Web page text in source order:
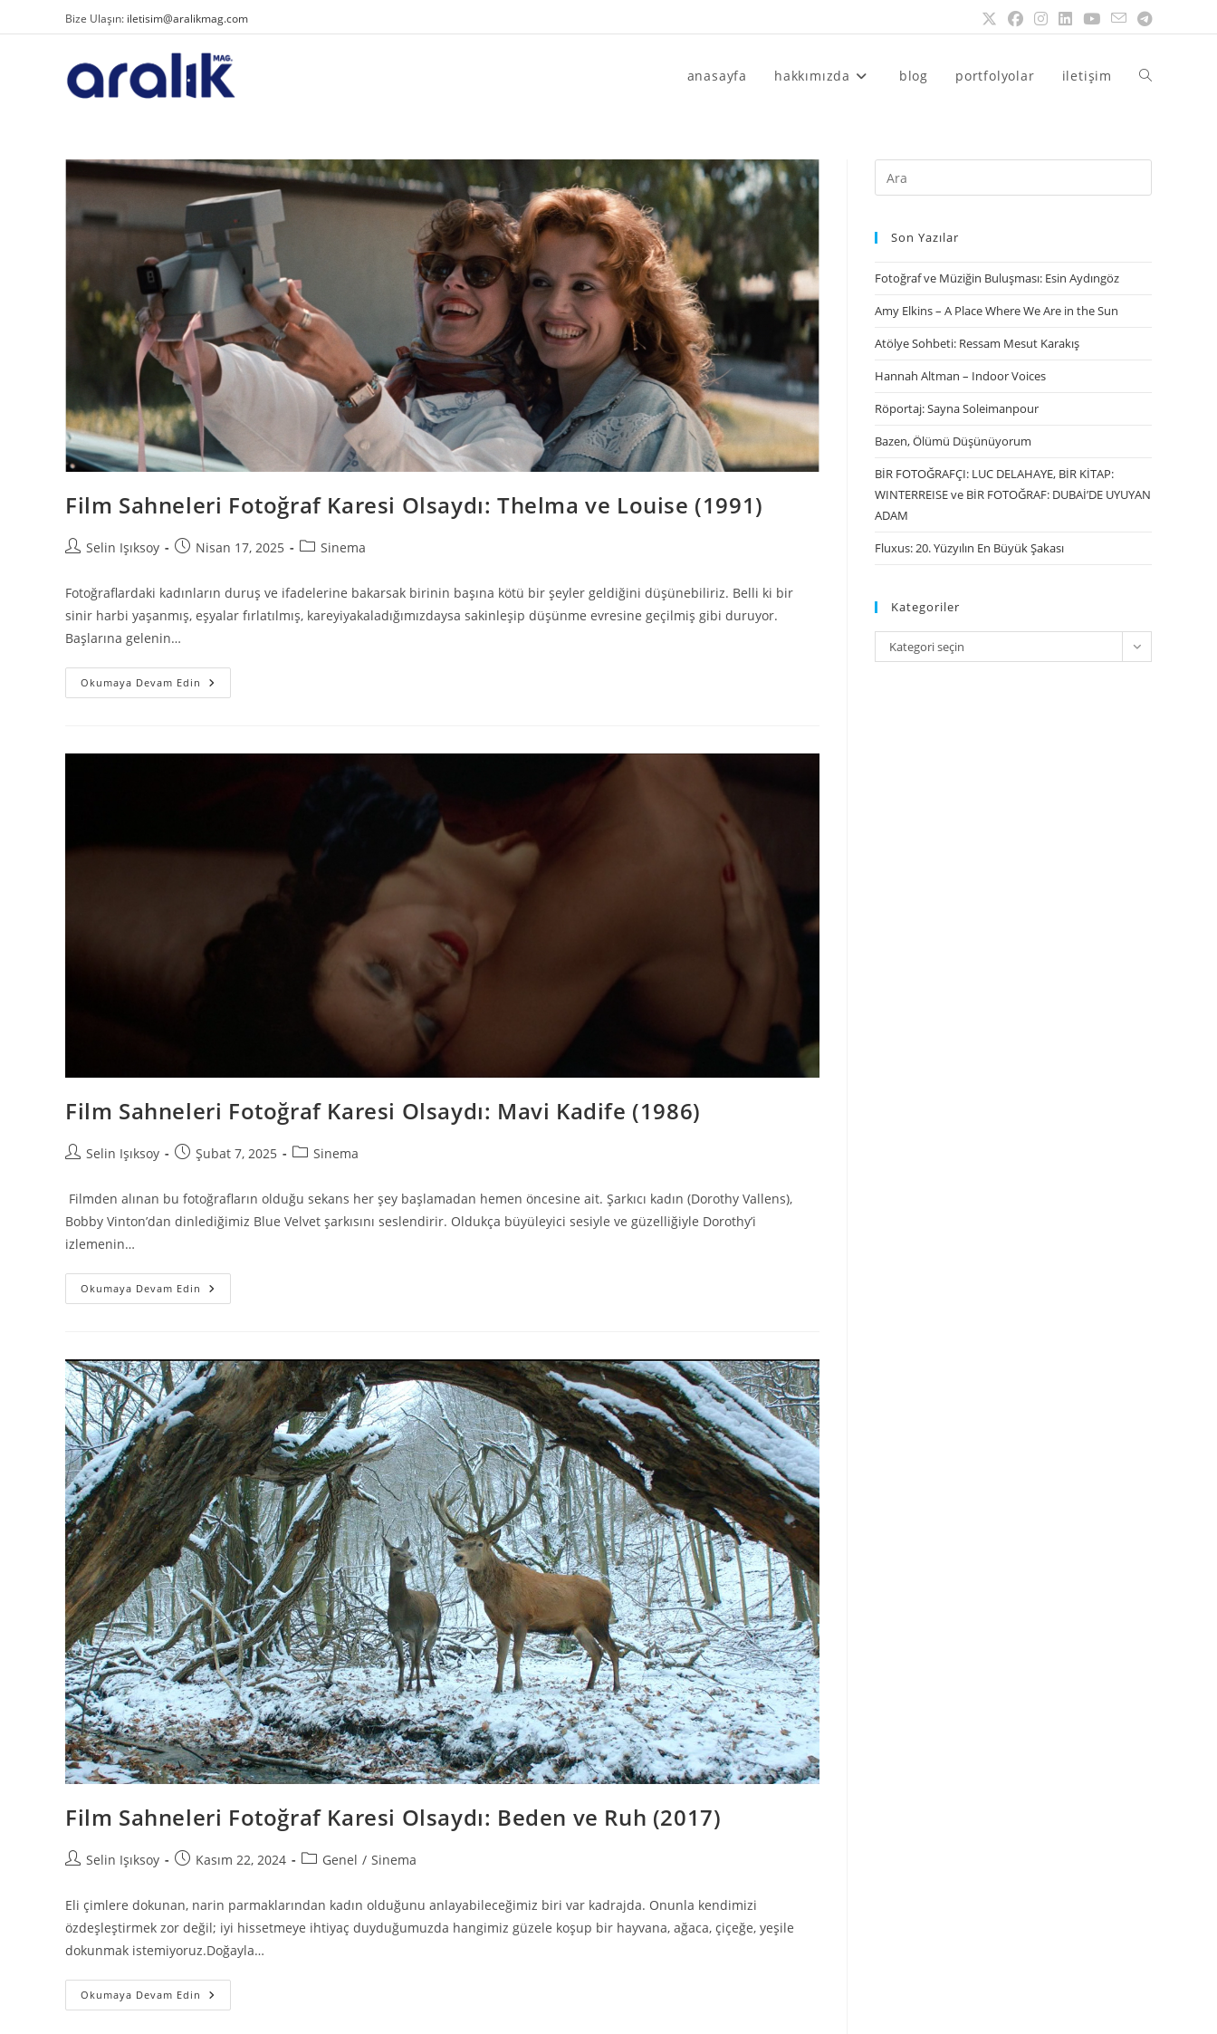
Bize Ulaşın: iletisim@aralikmag.com
anasayfa hakkımızda blog portfolyolar iletişim
Film Sahneleri Fotoğraf Karesi Olsaydı: Thelma ve Louise (1991)
Selin Işıksoy Nisan 17, 2025 Sinema
Fotoğraflardaki kadınların duruş ve ifadelerine bakarsak birinin başına kötü bir şeyler geldiğini düşünebiliriz. Belli ki bir
sinir harbi yaşanmış, eşyalar fırlatılmış, kareyiyakaladığımızdaysa sakinleşip düşünme evresine geçilmiş gibi duruyor.
Başlarına gelenin…
Okumaya Devam Edin
Film Sahneleri Fotoğraf Karesi Olsaydı: Mavi Kadife (1986)
Selin Işıksoy Şubat 7, 2025 Sinema
Filmden alınan bu fotoğrafların olduğu sekans her şey başlamadan hemen öncesine ait. Şarkıcı kadın (Dorothy Vallens),
Bobby Vinton’dan dinlediğimiz Blue Velvet şarkısını seslendirir. Oldukça büyüleyici sesiyle ve güzelliğiyle Dorothy’i
izlemenin…
Okumaya Devam Edin
Film Sahneleri Fotoğraf Karesi Olsaydı: Beden ve Ruh (2017)
Selin Işıksoy Kasım 22, 2024 Genel / Sinema
Eli çimlere dokunan, narin parmaklarından kadın olduğunu anlayabileceğimiz biri var kadrajda. Onunla kendimizi
özdeşleştirmek zor değil; iyi hissetmeye ihtiyaç duyduğumuzda hangimiz güzele koşup bir hayvana, ağaca, çiçeğe, yeşile
dokunmak istemiyoruz.Doğayla…
Okumaya Devam Edin
Son Yazılar
Fotoğraf ve Müziğin Buluşması: Esin Aydıngöz
Amy Elkins – A Place Where We Are in the Sun
Atölye Sohbeti: Ressam Mesut Karakış
Hannah Altman – Indoor Voices
Röportaj: Sayna Soleimanpour
Bazen, Ölümü Düşünüyorum
BİR FOTOĞRAFÇI: LUC DELAHAYE, BİR KİTAP:
WINTERREISE ve BİR FOTOĞRAF: DUBAİ’DE UYUYAN
ADAM
Fluxus: 20. Yüzyılın En Büyük Şakası
Kategoriler
Kategori seçin